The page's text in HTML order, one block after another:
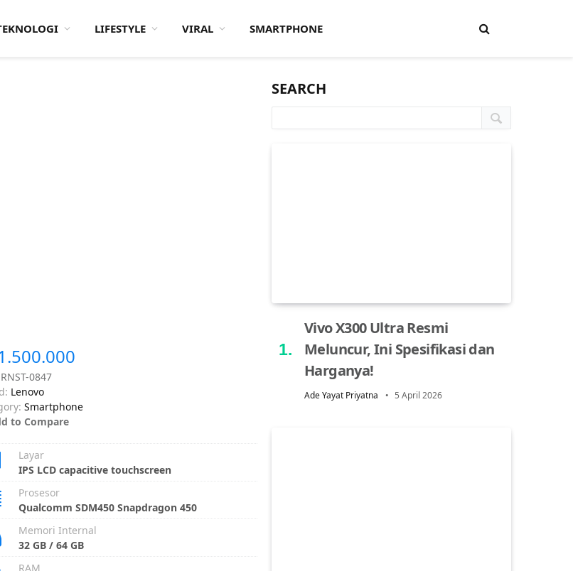
LIFESTYLE VIRAL SMARTPHONE
RNST-0847
Lenovo
Smartphone
to Compare
Layar
IPS LCD capacitive touchscreen
Prosesor
Qualcomm SDM450 Snapdragon 450
Memori Internal
32 GB / 64 GB
RAM
SEARCH
Vivo X300 Ultra Resmi
Meluncur, Ini Spesifikasi dan
Harganya!
Ade Yayat Priyatna 5 April 2026